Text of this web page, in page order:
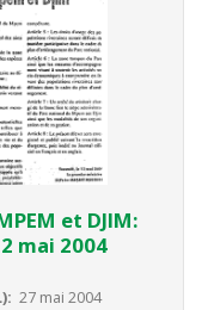
et DJIM:
mai 2004
27 mai 2004